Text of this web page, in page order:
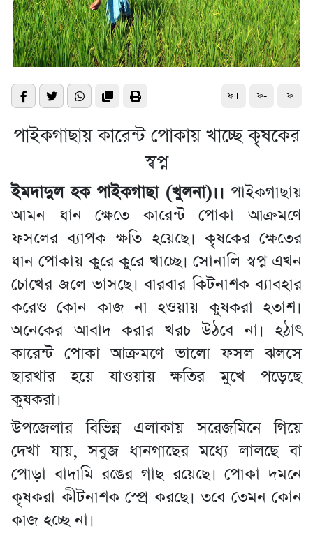
ফ+ ফ- ফ
পাইকগাছায় কারেন্ট পোকায় খাচ্ছে কৃষকের
স্বপ্ন
ইমদাদুল হক পাইকগাছা (খুলনা)।। পাইকগাছায়
আমন ধান ক্ষেতে কারেন্ট পোকা আক্রমণে
ফসলের ব্যাপক ক্ষতি হয়েছে। কৃষকের ক্ষেতের
ধান পোকায় কুরে কুরে খাচ্ছে। সোনালি স্বপ্ন এখন
চোখের জলে ভাসছে। বারবার কিটনাশক ব্যাবহার
করেও কোন কাজ না হওয়ায় কুষকরা হতাশ।
অনেকের আবাদ করার খরচ উঠবে না। হঠাৎ
কারেন্ট পোকা আক্রমণে ভালো ফসল ঝলসে
ছারখার হয়ে যাওয়ায় ক্ষতির মুখে পড়েছে
কুষকরা।
উপজেলার বিভিন্ন এলাকায় সরেজমিনে গিয়ে
দেখা যায়, সবুজ ধানগাছের মধ্যে লালছে বা
পোড়া বাদামি রঙের গাছ রয়েছে। পোকা দমনে
কৃষকরা কীটনাশক স্প্রে করছে। তবে তেমন কোন
কাজ হচ্ছে না।